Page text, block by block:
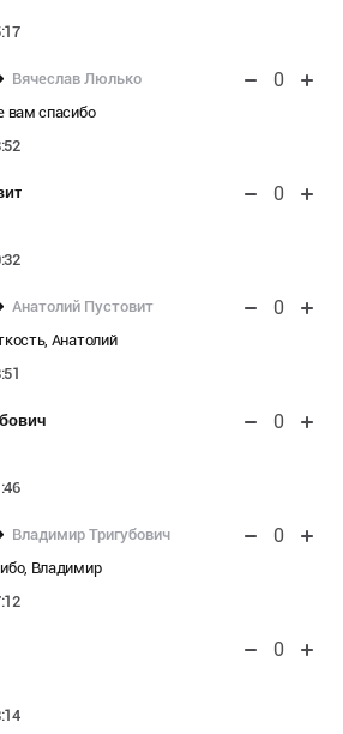
Вячеслав Люлько 0
вам спасибо
0
Анатолий Пустовит 0
Анатолий
0
Владимир Тригубович 0
Владимир
0